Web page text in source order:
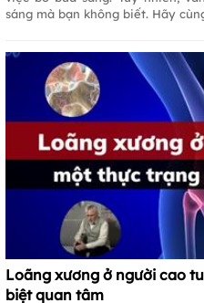
sáng mà bạn không biết. Hãy
Loãng xương ở người cao
biệt quan tâm